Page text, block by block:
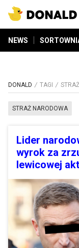
NEWS
DONALD TAGI
STRAŻ NARODOWA
Lider
wyrok za
lewicowej